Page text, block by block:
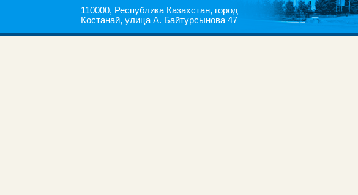
110000, Республика Казахстан, город
Костанай, улица А. Байтурсынова 47